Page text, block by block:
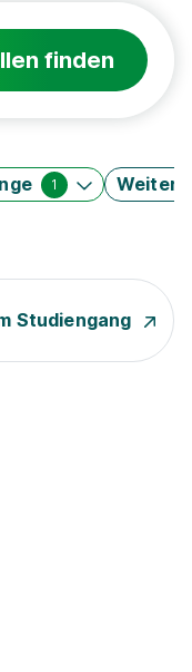
finden
1 Weitere
Studiengang